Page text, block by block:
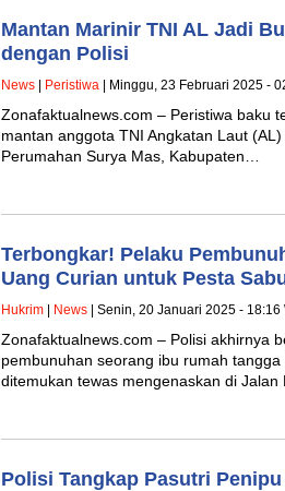
Mantan Marinir TNI AL Jadi
dengan Polisi
News Peristiwa | Minggu, 23 Februari 2025 -
Zonafaktualnews.com – Peristiwa baku
mantan anggota TNI Angkatan Laut
Perumahan Surya Mas, Kabupaten…
Terbongkar! Pelaku
Uang Curian untuk Pesta
Hukrim News | Senin, 20 Januari 2025 - 18:16
Zonafaktualnews.com – Polisi akhirnya
pembunuhan seorang ibu rumah
ditemukan tewas mengenaskan di Jalan
Polisi Tangkap Pasutri